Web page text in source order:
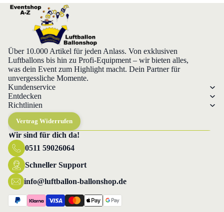
Über 10.000 Artikel für jeden Anlass. Von exklusiven
Luftballons bis hin zu Profi-Equipment – wir bieten alles,
was dein Event zum Highlight macht. Dein Partner für
unvergessliche Momente.
Kundenservice
Entdecken
Richtlinien
Vertrag Widerrufen
Wir sind für dich da!
0511 59026064
Schneller Support
info@luftballon-ballonshop.de
Datenschutzerklärung
Widerrufsrecht
AGB
Versand
Impressum